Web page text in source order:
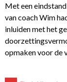
Met een
van coach Wim
inluiden met het
opmaken voor de